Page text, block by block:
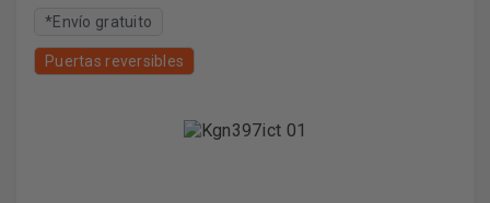
*Envío gratuito
Puertas reversibles